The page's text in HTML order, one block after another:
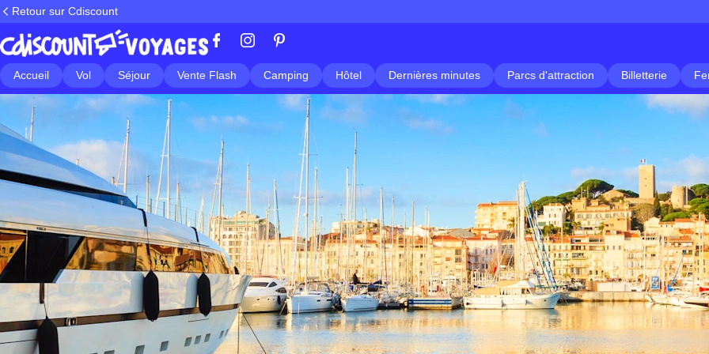
Retour sur Cdiscount
Accueil Vol Séjour Vente Flash Camping Hôtel Dernières minutes Parcs d'attraction Billetterie